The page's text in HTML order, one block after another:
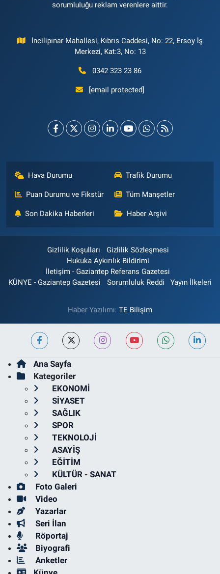
sorumluluğu reklam verenlere aittir.
İncilipınar Mahallesi, Kıbrıs Caddesi, No: 22, Ersoy İş
Merkezi, Kat:3, No: 13
0342 323 23 86
[email protected]
Hava Durumu Trafik Durumu
Puan Durumu ve Fikstür Tüm Manşetler
Son Dakika Haberleri Haber Arşivi
Gizlilik Koşulları
Gizlilik Sözleşmesi
Hukuka Aykırılık Bildirimi
İletişim - Gaziantep Referans Gazetesi
KÜNYE - Gaziantep Gazetesi
Sorumluluk Reddi Yayın İlkeleri
Haber Yazılımı: TE Bilişim
Ana Sayfa
Kategoriler
EKONOMİ
SİYASET
SAĞLIK
SPOR
TEKNOLOJİ
ASAYİŞ
EĞİTİM
KÜLTÜR - SANAT
Foto Galeri
Video
Yazarlar
Seri İlan
Röportaj
Biyografi
Anketler